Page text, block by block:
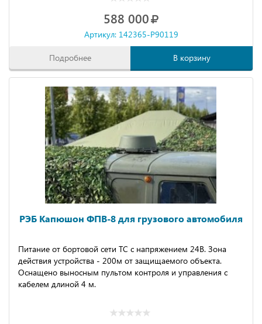
588 000
Артикул: 142365-P90119
Подробнее В корзину
РЭБ Капюшон ФПВ-8 для грузового автомобиля
Питание от бортовой сети ТС с напряжением 24В. Зона
действия устройства - 200м от защищаемого объекта.
Оснащено выносным пультом контроля и управления с
кабелем длиной 4 м.